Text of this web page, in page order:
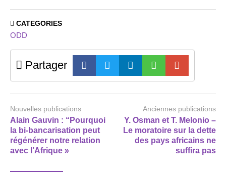
CATEGORIES
ODD
Partager
Nouvelles publications
Alain Gauvin : “Pourquoi
la bi-bancarisation peut
régénérer notre relation
avec l’Afrique »
Anciennes publications
Y. Osman et T. Melonio –
Le moratoire sur la dette
des pays africains ne
suffira pas